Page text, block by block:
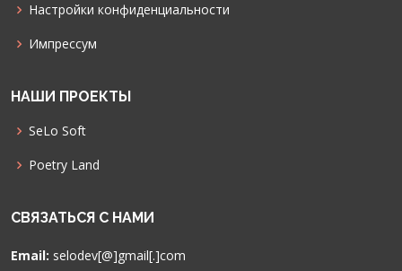
Настройки конфиденциальности
Импрессум
НАШИ ПРОЕКТЫ
SeLo Soft
Poetry Land
СВЯЗАТЬСЯ С НАМИ
Email: selodev[@]gmail[.]com